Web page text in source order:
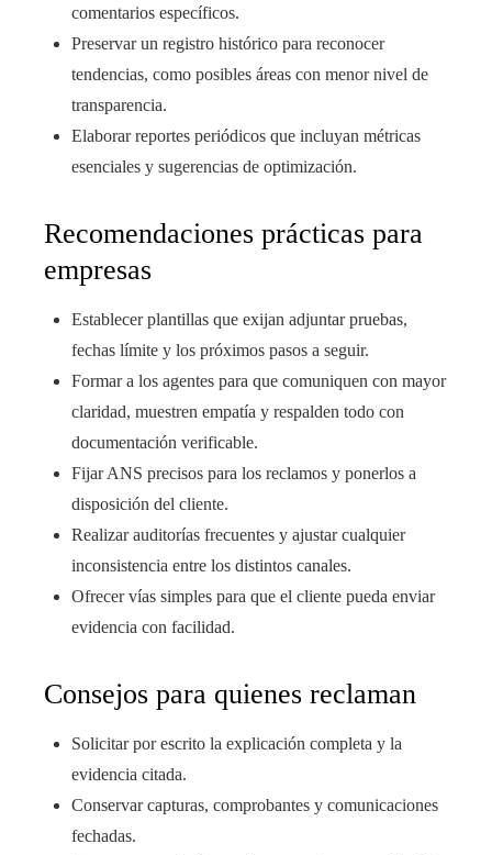
comentarios específicos.
Preservar un registro histórico para reconocer
tendencias, como posibles áreas con menor nivel de
transparencia.
Elaborar reportes periódicos que incluyan métricas
esenciales y sugerencias de optimización.
Recomendaciones prácticas para
empresas
Establecer plantillas que exijan adjuntar pruebas,
fechas límite y los próximos pasos a seguir.
Formar a los agentes para que comuniquen con mayor
claridad, muestren empatía y respalden todo con
documentación verificable.
Fijar ANS precisos para los reclamos y ponerlos a
disposición del cliente.
Realizar auditorías frecuentes y ajustar cualquier
inconsistencia entre los distintos canales.
Ofrecer vías simples para que el cliente pueda enviar
evidencia con facilidad.
Consejos para quienes reclaman
Solicitar por escrito la explicación completa y la
evidencia citada.
Conservar capturas, comprobantes y comunicaciones
fechadas.